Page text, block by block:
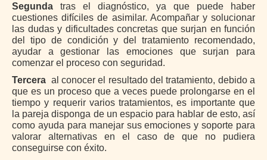
Segunda tras el diagnóstico, ya que puede haber
cuestiones difíciles de asimilar. Acompañar y solucionar
las dudas y dificultades concretas que surjan en función
del tipo de condición y del tratamiento recomendado,
ayudar a gestionar las emociones que surjan para
comenzar el proceso con seguridad.
Tercera al conocer el resultado del tratamiento, debido a
que es un proceso que a veces puede prolongarse en el
tiempo y requerir varios tratamientos, es importante que
la pareja disponga de un espacio para hablar de esto, así
como ayuda para manejar sus emociones y soporte para
valorar alternativas en el caso de que no pudiera
conseguirse con éxito.